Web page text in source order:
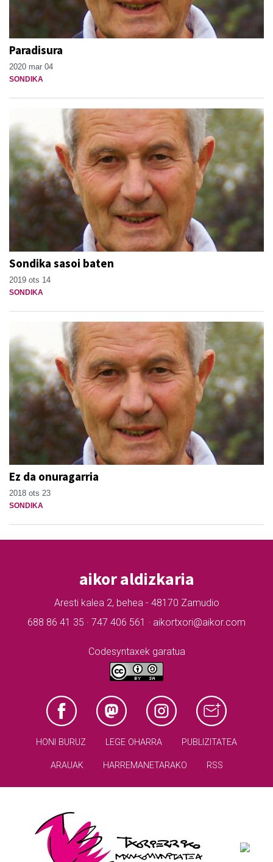
Paradisura
2020 mar 04
SONDIKA
Sondika sasoi baten
2019 ots 14
SONDIKA
Ez da onuragarria
2018 ots 23
SONDIKA
aikor aldizkaria
Aresti kalea 2, behea - 48170 Zamudio
688 86 41 35 · 747 406 561 · aikortxori@aikor.com
Codesyntaxek garatua
HONI BURUZ LEGE OHARRA PUBLIZITATEA
ARAUAK HARREMANETARAKO RSS